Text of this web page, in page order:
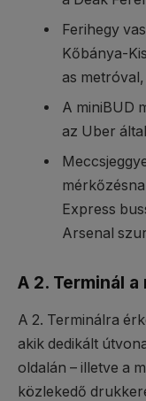
Ferihegy
Kőbánya-
as metróval,
A miniBUD
az Uber
Express
Arsenal
A 2. Terminál
A 2. Terminálra
akik dedikált
oldalán – illetve a
közlekedő